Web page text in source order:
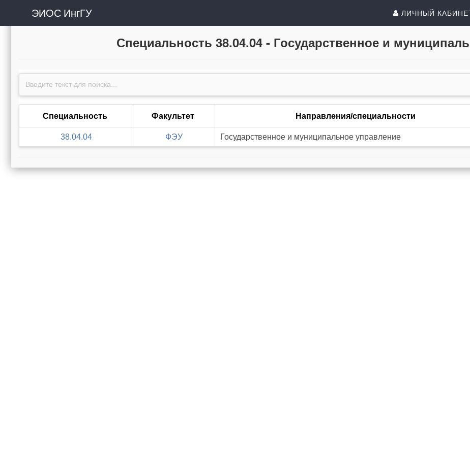
ЭИОС ИнгГУ ЛИЧНЫЙ
Специальность 38.04.04 - Государственное и
Специальность Факультет Направления/специальности
38.04.04 ФЭУ Государственное и муниципальное управление